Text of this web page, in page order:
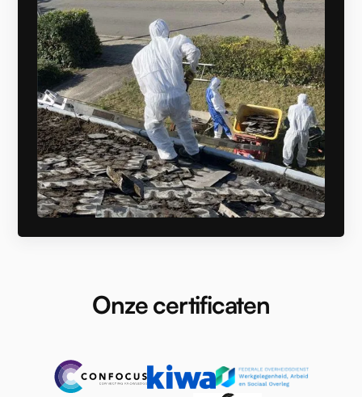
Onze certificaten